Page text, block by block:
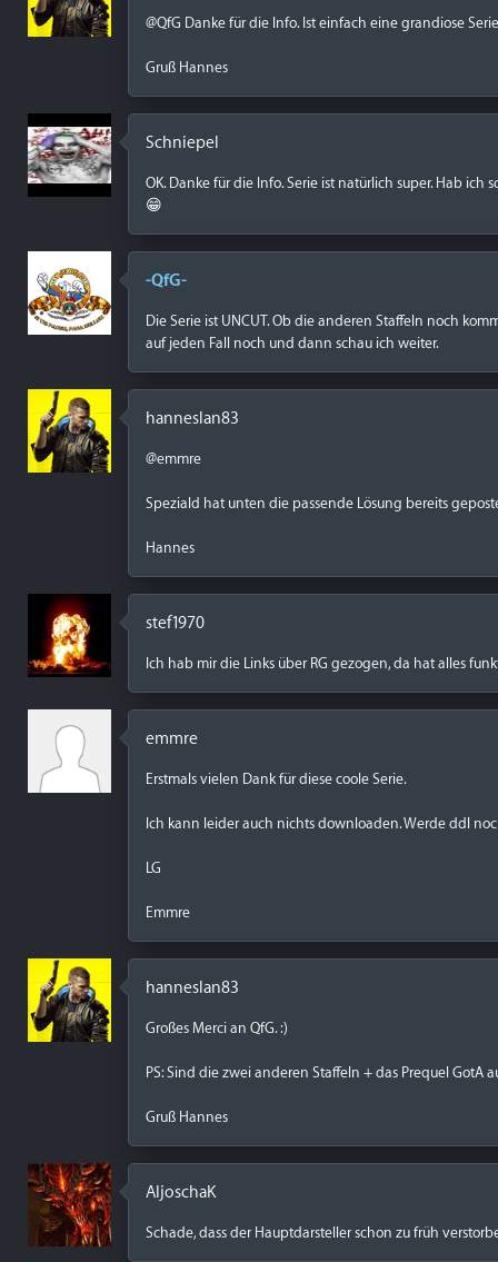
@QfG Danke für die Info. Ist einfach eine grandiose
Gruß Hannes
Schniepel
OK. Danke für die Info. Serie ist natürlich super. Hab
😁
-QfG-
Die Serie ist UNCUT. Ob die anderen Staffeln noch
auf jeden Fall noch und dann schau ich weiter.
hanneslan83
@emmre
Speziald hat unten die passende Lösung bereits
Hannes
stef1970
Ich hab mir die Links über RG gezogen, da hat alles
emmre
Erstmals vielen Dank für diese coole Serie.
Ich kann leider auch nichts downloaden. Werde ddl
LG
Emmre
hanneslan83
Großes Merci an QfG. :)
PS: Sind die zwei anderen Staffeln + das Prequel GotA
Gruß Hannes
AljoschaK
Schade, dass der Hauptdarsteller schon zu früh